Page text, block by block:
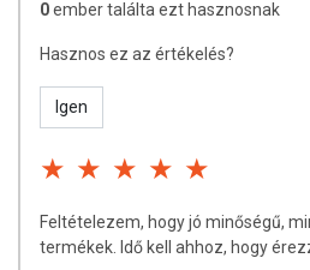
Az oldalunkon lévő adatokat
hogy naprakészek legyenek. Szeretnénk
hogy ennek ellenére a webshopon
termékfotókat, tápérték-, összetétel-, és
természetéből adódóan. A friss,
csomagolásán találják meg.
0ember találta ezt hasznosnak
Hasznos ez az értékelés?
Igen
Feltételezem, hogy jó minőségű,
termékek. Idő kell ahhoz, hogy